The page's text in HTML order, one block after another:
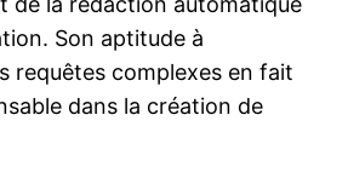
Son aptitude à
requêtes complexes en fait
dans la création de